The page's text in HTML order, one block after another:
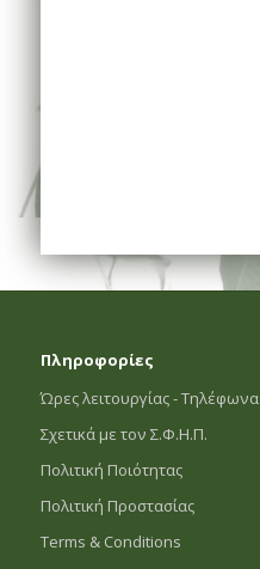
Πληροφορίες
Ώρες λειτουργίας - Τηλέφωνα
Σχετικά με τον Σ.Φ.Η.Π.
Πολιτική Ποιότητας
Πολιτική Προστασίας
Terms & Conditions